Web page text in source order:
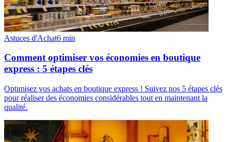
Astuces d'Achat6 min
Comment optimiser vos économies en boutique
express : 5 étapes clés
Optimisez vos achats en boutique express ! Suivez nos 5 étapes clés
pour réaliser des économies considérables tout en maintenant la
qualité.